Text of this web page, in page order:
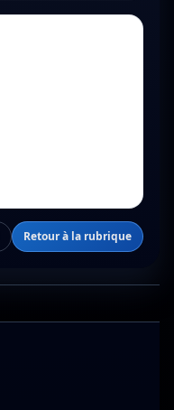
Retour à la rubrique